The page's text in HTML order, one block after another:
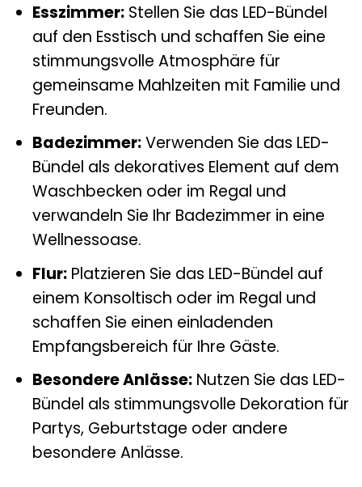
Esszimmer:Stellen Sie das LED-Bündel
auf den Esstisch und schaffen Sie eine
stimmungsvolle Atmosphäre für
gemeinsame Mahlzeiten mit Familie und
Freunden.
Badezimmer:Verwenden Sie das LED-
Bündel als dekoratives Element auf dem
Waschbecken oder im Regal und
verwandeln Sie Ihr Badezimmer in eine
Wellnessoase.
Flur:Platzieren Sie das LED-Bündel auf
einem Konsoltisch oder im Regal und
schaffen Sie einen einladenden
Empfangsbereich für Ihre Gäste.
Besondere Anlässe:Nutzen Sie das LED-
Bündel als stimmungsvolle Dekoration für
Partys, Geburtstage oder andere
besondere Anlässe.